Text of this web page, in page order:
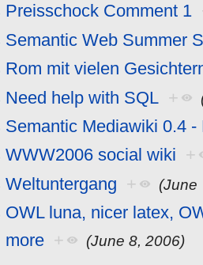
Preisschock Comment 1
Semantic Web Summer
Rom mit vielen
Need help with SQL +
Semantic Mediawiki 0.4
WWW2006 social wiki +
Weltuntergang + (June
OWL luna, nicer latex,
more + (June 8, 2006)